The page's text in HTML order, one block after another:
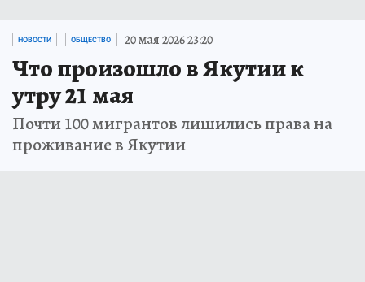
НОВОСТИ ОБЩЕСТВО 20 мая 2026 23:20
Что произошло в Якутии к
утру 21 мая
Почти 100 мигрантов лишились права на
проживание в Якутии